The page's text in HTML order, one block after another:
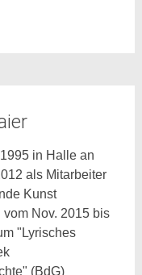
in Halle an
als Mitarbeiter
Kunst
Nov. 2015 bis
"Lyrisches
(BdG)